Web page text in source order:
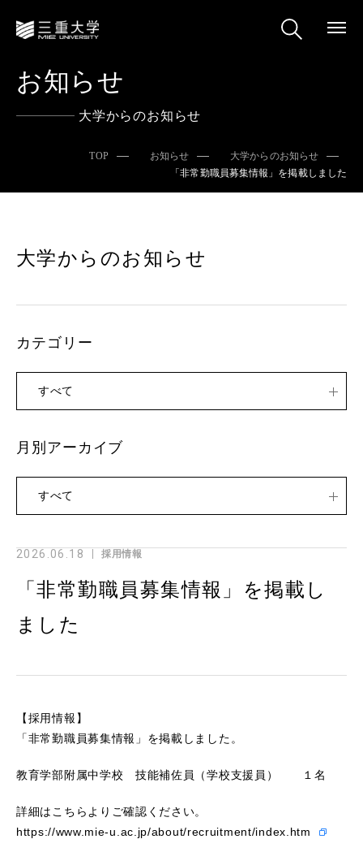
お知らせ
大学からのお知らせ
TOP お知らせ
大学からのお知らせ
「非常勤職員募集情報」を掲載しました
2026.06.18 採用情報
「非常勤職員募集情報」を掲載し
ました
【採用情報】
「非常勤職員募集情報」を掲載しました。
教育学部附属中学校 技能補佐員（学校支援員） １名
詳細はこちらよりご確認ください。
https://www.mie-u.ac.jp/about/recruitment/index.htm
大学からのお知らせ
カテゴリー
すべて
月別アーカイブ
すべて